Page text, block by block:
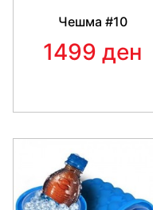
Чешма #10
1499 ден